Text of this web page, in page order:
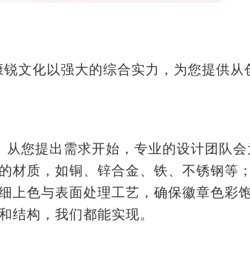
文化以强大的综合实力，为您提供从
从您提出需求开始，专业的设计团队会
材质​​，如铜、锌合金、铁、不锈钢等
上色与表面处理工艺​​，确保徽章色彩
结构，我们都能实现。